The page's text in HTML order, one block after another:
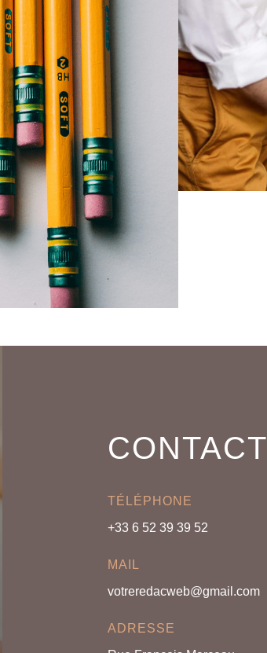
CONTACT
TÉLÉPHONE
+33 6 52 39 39 52
MAIL
votreredacweb@gmail.com
ADRESSE